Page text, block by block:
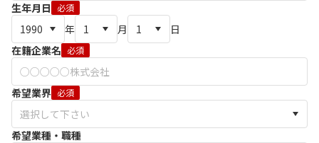
生年月日 必須
年 月
日
在籍企業名 必須
希望業界 必須
希望業種・職種